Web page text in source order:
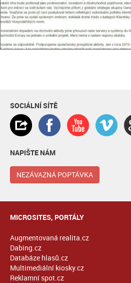
SOCIÁLNÍ SÍTĚ
NAPIŠTE NÁM
NEZÁVAZNÁ POPTÁVKA
MICROSITES, PORTÁLY
Augmentovaná realita.cz
Dabing.cz
Databáze hlasů.cz
Multimediální kiosky.cz
Reklamní spot.cz